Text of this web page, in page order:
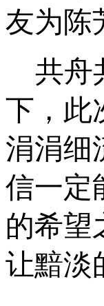
友为陈
共舟
下，此
涓涓细
信一定
的希望
让黯淡